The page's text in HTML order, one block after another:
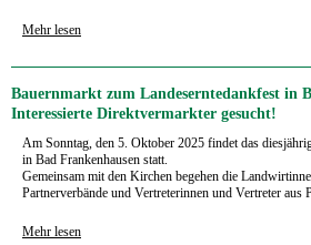
Mehr lesen
Bauernmarkt zum Landeserntedankfest in
Interessierte Direktvermarkter gesucht!
Am Sonntag, den 5. Oktober 2025 findet das
in Bad Frankenhausen statt.
Gemeinsam mit den Kirchen begehen die
Partnerverbände und Vertreterinnen und Vertreter aus
Mehr lesen